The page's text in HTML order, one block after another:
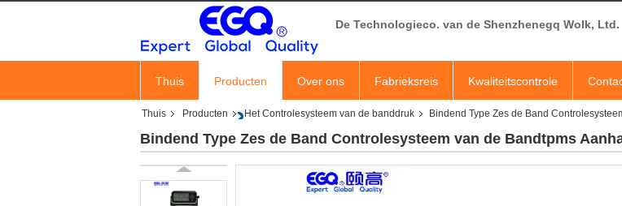
De Technologieco. van de Shenzhenegq Wolk, Ltd.
Thuis Producten Over ons Fabrieksreis Kwaliteitscontrole
Thuis Producten Het Controlesysteem van de banddruk Bindend Type Zes de Band
Bindend Type Zes de Band Controlesysteem van de Bandtpms